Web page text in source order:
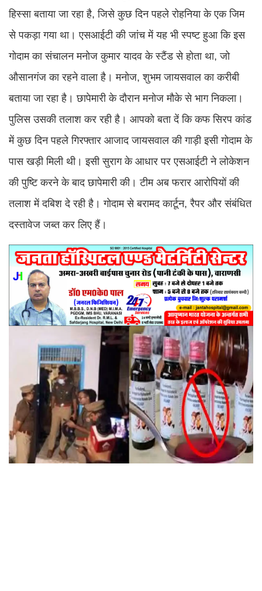
हिस्सा बताया जा रहा है, जिसे कुछ दिन पहले रोहनिया के एक जिम
से पकड़ा गया था। एसआईटी की जांच में यह भी स्पष्ट हुआ कि इस
गोदाम का संचालन मनोज कुमार यादव के स्टैंड से होता था, जो
औसानगंज का रहने वाला है। मनोज, शुभम जायसवाल का करीबी
बताया जा रहा है। छापेमारी के दौरान मनोज मौके से भाग निकला।
पुलिस उसकी तलाश कर रही है। आपको बता दें कि कफ सिरप कांड
में कुछ दिन पहले गिरफ्तार आजाद जायसवाल की गाड़ी इसी गोदाम के
पास खड़ी मिली थी। इसी सुराग के आधार पर एसआईटी ने लोकेशन
की पुष्टि करने के बाद छापेमारी की। टीम अब फरार आरोपियों की
तलाश में दबिश दे रही है। गोदाम से बरामद कार्टून, रैपर और संबंधित
दस्तावेज जब्त कर लिए हैं।